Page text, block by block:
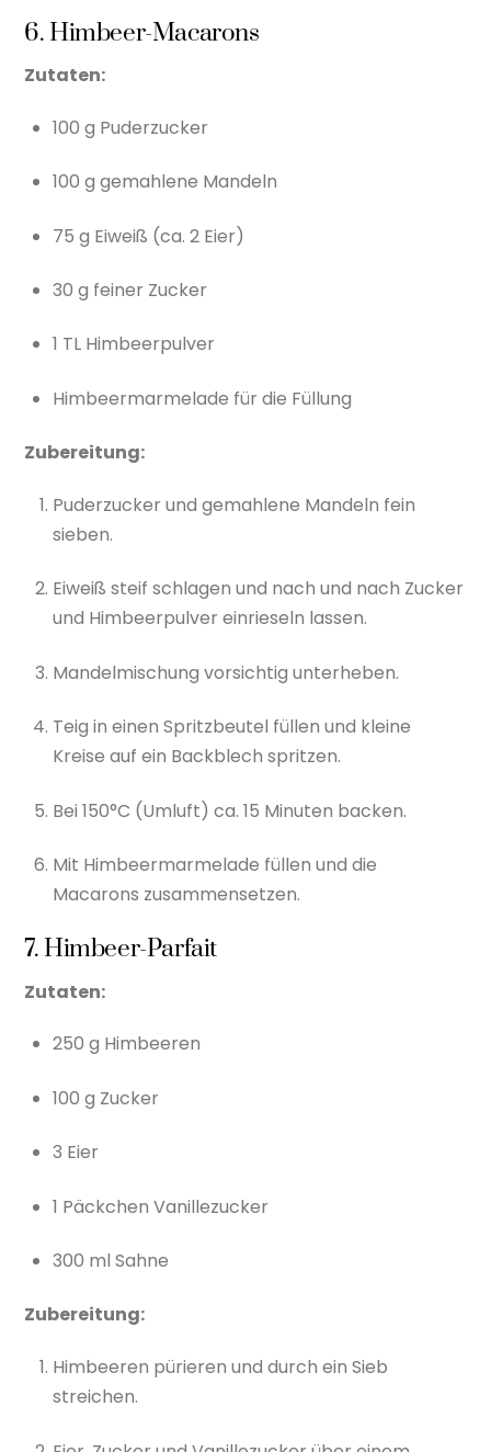
6. Himbeer-Macarons
Zutaten:
100 g Puderzucker
100 g gemahlene Mandeln
75 g Eiweiß (ca. 2 Eier)
30 g feiner Zucker
1 TL Himbeerpulver
Himbeermarmelade für die Füllung
Zubereitung:
Puderzucker und gemahlene Mandeln fein
sieben.
Eiweiß steif schlagen und nach und nach Zucker
und Himbeerpulver einrieseln lassen.
Mandelmischung vorsichtig unterheben.
Teig in einen Spritzbeutel füllen und kleine
Kreise auf ein Backblech spritzen.
Bei 150°C (Umluft) ca. 15 Minuten backen.
Mit Himbeermarmelade füllen und die
Macarons zusammensetzen.
7. Himbeer-Parfait
Zutaten:
250 g Himbeeren
100 g Zucker
3 Eier
1 Päckchen Vanillezucker
300 ml Sahne
Zubereitung:
Himbeeren pürieren und durch ein Sieb
streichen.